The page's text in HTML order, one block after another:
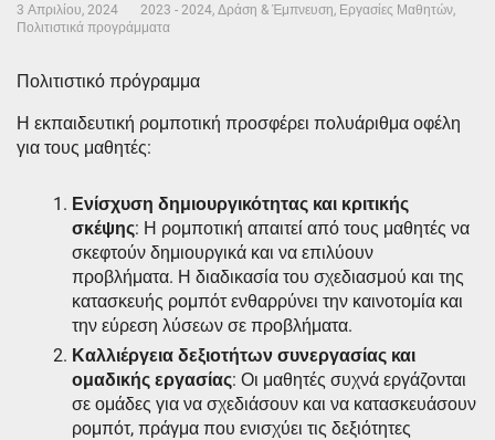
3 Απριλίου, 2024 2023 - 2024 Δράση & Έμπνευση Εργασίες Μαθητών
Πολιτιστικά προγράμματα
Πολιτιστικό πρόγραμμα
Η εκπαιδευτική ρομποτική προσφέρει πολυάριθμα οφέλη
για τους μαθητές:
Ενίσχυση δημιουργικότητας και κριτικής
σκέψης: Η ρομποτική απαιτεί από τους μαθητές να
σκεφτούν δημιουργικά και να επιλύουν
προβλήματα. Η διαδικασία του σχεδιασμού και της
κατασκευής ρομπότ ενθαρρύνει την καινοτομία και
την εύρεση λύσεων σε προβλήματα.
Καλλιέργεια δεξιοτήτων συνεργασίας και
ομαδικής εργασίας: Οι μαθητές συχνά εργάζονται
σε ομάδες για να σχεδιάσουν και να κατασκευάσουν
ρομπότ, πράγμα που ενισχύει τις δεξιότητες